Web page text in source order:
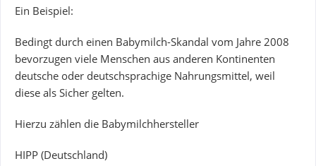
Ein Beispiel:
Bedingt durch einen Babymilch-Skandal vom Jahre 2008
bevorzugen viele Menschen aus anderen Kontinenten
deutsche oder deutschsprachige Nahrungsmittel, weil
diese als Sicher gelten.
Hierzu zählen die Babymilchhersteller
HIPP (Deutschland)